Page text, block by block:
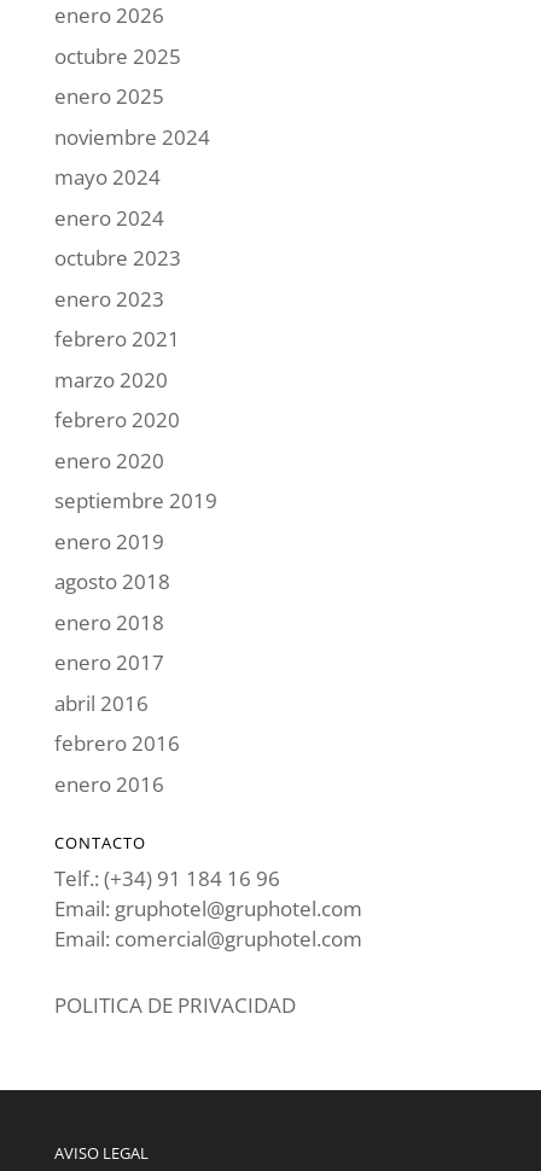
enero 2026
octubre 2025
enero 2025
noviembre 2024
mayo 2024
enero 2024
octubre 2023
enero 2023
febrero 2021
marzo 2020
febrero 2020
enero 2020
septiembre 2019
enero 2019
agosto 2018
enero 2018
enero 2017
abril 2016
febrero 2016
enero 2016
CONTACTO
Telf.: (+34) 91 184 16 96
Email: gruphotel@gruphotel.com
Email: comercial@gruphotel.com
POLITICA DE PRIVACIDAD
AVISO LEGAL